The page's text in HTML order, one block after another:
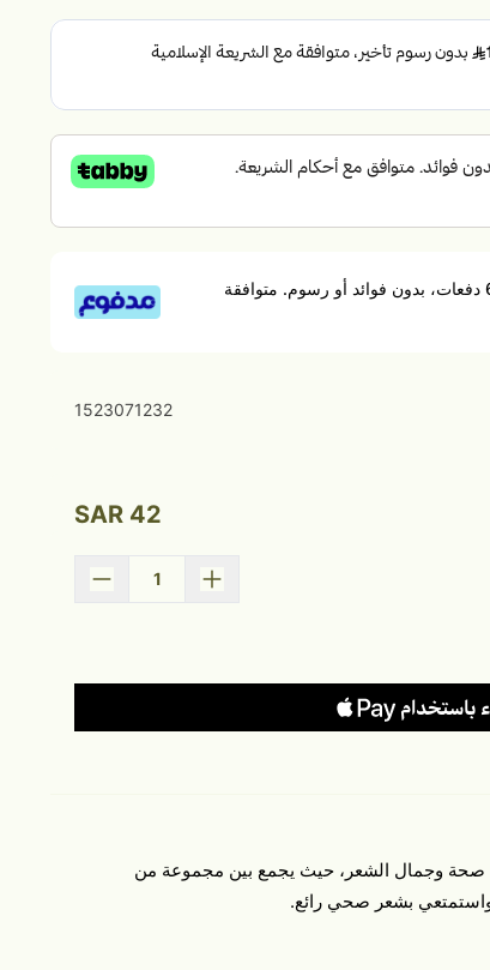
قسم دفعاتك بطريقة ميسرة إلى 4 وحتى 6 دفعات، بدون فوائد أو رسوم. متوافقة
1523071232
42 SAR
صحة وجمال الشعر، حيث يجمع بين مجموعة من
واستمتعي بشعر صحي رائع.